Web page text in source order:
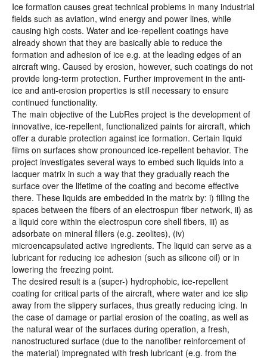
Ice formation causes great technical problems in many industrial
fields such as aviation, wind energy and power lines, while
causing high costs. Water and ice-repellent coatings have
already shown that they are basically able to reduce the
formation and adhesion of ice e.g. at the leading edges of an
aircraft wing. Caused by erosion, however, such coatings do not
provide long-term protection. Further improvement in the anti-
ice and anti-erosion properties is still necessary to ensure
continued functionality.
The main objective of the LubRes project is the development of
innovative, ice-repellent, functionalized paints for aircraft, which
offer a durable protection against ice formation. Certain liquid
films on surfaces show pronounced ice-repellent behavior. The
project investigates several ways to embed such liquids into a
lacquer matrix in such a way that they gradually reach the
surface over the lifetime of the coating and become effective
there. These liquids are embedded in the matrix by: i) filling the
spaces between the fibers of an electrospun fiber network, ii) as
a liquid core within the electrospun core shell fibers, iii) as
adsorbate on mineral fillers (e.g. zeolites), (iv)
microencapsulated active ingredients. The liquid can serve as a
lubricant for reducing ice adhesion (such as silicone oil) or in
lowering the freezing point.
The desired result is a (super-) hydrophobic, ice-repellent
coating for critical parts of the aircraft, where water and ice slip
away from the slippery surfaces, thus greatly reducing icing. In
the case of damage or partial erosion of the coating, as well as
the natural wear of the surfaces during operation, a fresh,
nanostructured surface (due to the nanofiber reinforcement of
the material) impregnated with fresh lubricant (e.g. from the